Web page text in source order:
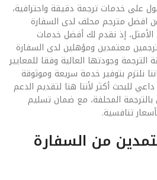
على خدمات ترجمة دقيقة واحترافية،
افضل مترجم محلف لدى السفارة
الأمثل، إذ نقدم لك أفضل خدمات
معتمدين ومؤهلين لدى السفارة
وجودتها العالية وفقا للمعايير
نلتزم بتوفير خدمة سريعة وموثوقة
للبحث أكثر لأننا هنا لتقديم الدعم
المحلفة، مع ضمان تسليم
تنافسية.
من السفارة